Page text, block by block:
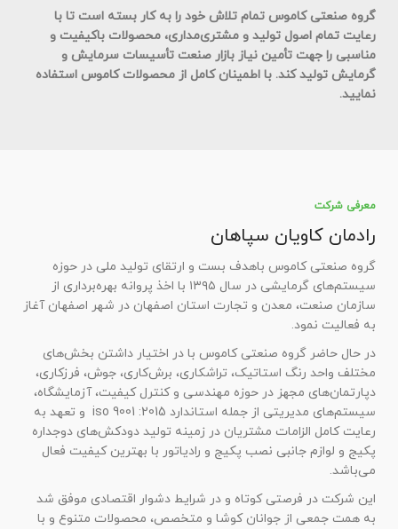
گروه صنعتی کاموس تمام تلاش خود را به کار بسته است تا با
رعایت تمام اصول تولید و مشتری‌مداری، محصولات باکیفیت و
مناسبی را جهت تأمین نیاز بازار صنعت تأسیسات سرمایش و
گرمایش تولید کند. با اطمینان کامل از محصولات کاموس استفاده
نمایید.
معرفی شرکت
رادمان کاویان سپاهان
گروه صنعتی کاموس باهدف بست و ارتقای تولید ملی در حوزه
سیستم‌های گرمایشی در سال ۱۳۹۵ با اخذ پروانه بهره‌برداری از
سازمان صنعت، معدن و تجارت استان اصفهان در شهر اصفهان آغاز
به فعالیت نمود.
در حال حاضر گروه صنعتی کاموس با در اختیار داشتن بخش‌های
مختلف واحد رنگ استاتیک، تراشکاری، برش‌کاری، جوش، فرزکاری،
دپارتمان‌های مجهز در حوزه مهندسی و کنترل کیفیت، آزمایشگاه،
سیستم‌های مدیریتی از جمله استاندارد iso 9001 :2015 و تعهد به
رعایت کامل الزامات مشتریان در زمینه تولید دودکش‌های دوجداره
پکیج و لوازم جانبی نصب پکیج و رادیاتور با بهترین کیفیت فعال
می‌باشد.
این شرکت در فرصتی کوتاه و در شرایط دشوار اقتصادی موفق شد
به همت جمعی از جوانان کوشا و متخصص، محصولات متنوع و با